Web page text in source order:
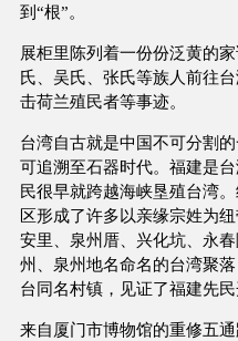
到“根”。
展柜里陈列着一份份泛黄的
氏、吴氏、张氏等族人前往
击荷兰殖民者等事迹。
台湾自古就是中国不可分割
可追溯至石器时代。福建是
民很早就跨越海峡垦殖台湾
区形成了许多以亲缘宗姓为
安里、泉州厝、兴化坑、永
州、泉州地名命名的台湾聚
台同名村镇，见证了福建先民
来自厦门市博物馆的重修五